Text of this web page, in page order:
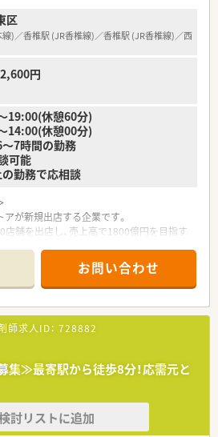
区
)／香椎駅 (JR香椎線)／香椎駅 (JR香椎線)／西
円
休憩60分)
休憩00分)
7時間の勤務
可能
勤務で応相談
が新規出店する企業です。
舗を出店し、売上高で1800億円を目指す
で薬局の立ち上げを経験する事が可能で
てポジションも増加するので昇格の機会
構築していくので人間関係での悩みが少
ちらにも関わる事ができる職場です。
お問い合わせ
師求人ID： 728882
集≫最寄駅から徒歩8分！応需元と
討リストに追加